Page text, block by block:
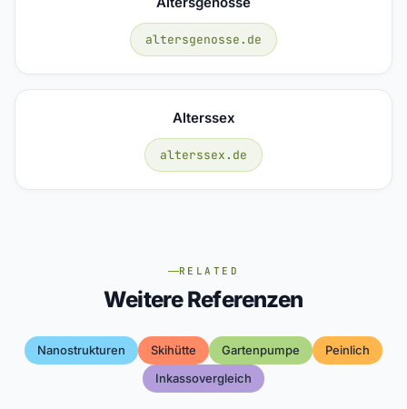
altersgenosse.de
Alterssex
alterssex.de
RELATED
Weitere Referenzen
Nanostrukturen Skihütte Gartenpumpe
Peinlich
Inkassovergleich